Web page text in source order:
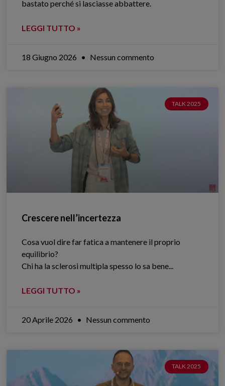
bastato perché si lasciasse abbattere.
LEGGI TUTTO »
18 Giugno 2026 Nessun commento
TALK 2025
Crescere nell’incertezza
Cosa vuol dire far fatica a mantenere il proprio
equilibrio?
Chi ha la sclerosi multipla spesso lo sa bene.​..
LEGGI TUTTO »
20 Aprile 2026 Nessun commento
TALK 2025